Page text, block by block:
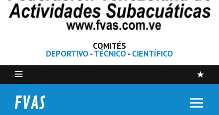
COMITÉS
DEPORTIVO -TÉCNICO - CIENTÍFICO
FVAS